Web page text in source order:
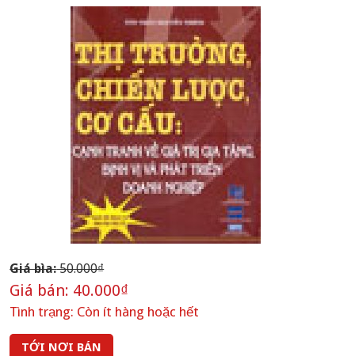
Giá bìa:50.000₫
Giá bán: 40.000₫
Tình trạng: Còn ít hàng hoặc hết
TỚI NƠI BÁN